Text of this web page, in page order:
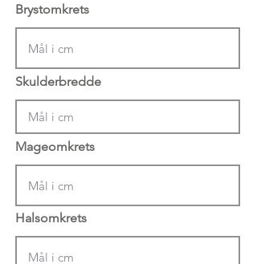
Brystomkrets
Skulderbredde
Mageomkrets
Halsomkrets